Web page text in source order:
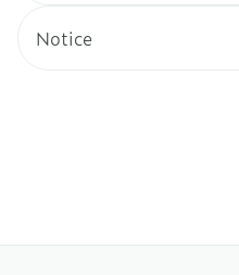
Notice